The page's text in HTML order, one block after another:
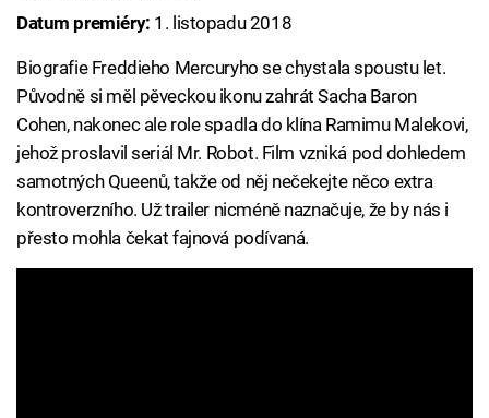
Datum premiéry: 1. listopadu 2018
Biografie Freddieho Mercuryho se chystala spoustu let.
Původně si měl pěveckou ikonu zahrát Sacha Baron
Cohen, nakonec ale role spadla do klína Ramimu Malekovi,
jehož proslavil seriál Mr. Robot. Film vzniká pod dohledem
samotných Queenů, takže od něj nečekejte něco extra
kontroverzního. Už trailer nicméně naznačuje, že by nás i
přesto mohla čekat fajnová podívaná.